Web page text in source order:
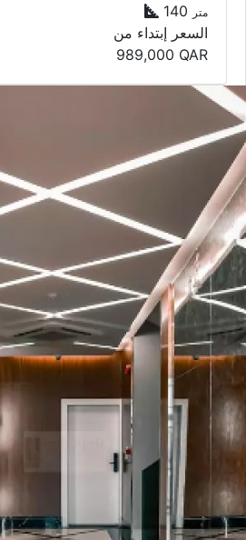
140 متر
السعر إبتداء من
989,000 QAR